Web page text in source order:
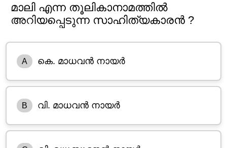
മാലി എന്ന തൂലികാനാമത്തിൽ
അറിയപ്പെടുന്ന സാഹിത്യകാരൻ ?
A കെ. മാധവൻ നായർ
B വി. മാധവൻ നായർ